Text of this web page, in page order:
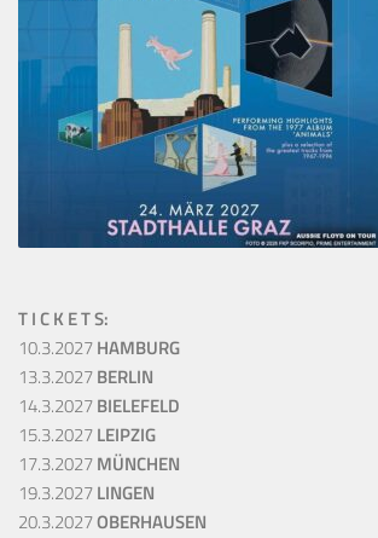
T I C K E T S:
10.3.2027HAMBURG
13.3.2027BERLIN
14.3.2027BIELEFELD
15.3.2027LEIPZIG
17.3.2027MÜNCHEN
19.3.2027LINGEN
20.3.2027OBERHAUSEN